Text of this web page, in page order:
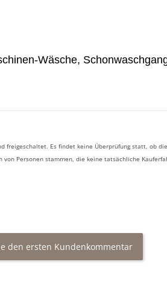
Wäsche,
Es findet keine Überprüfung statt, ob
Personen stammen, die keine tatsächliche
den ersten Kundenkommentar